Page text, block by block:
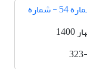
دوره 15، شماره 54 - شماره